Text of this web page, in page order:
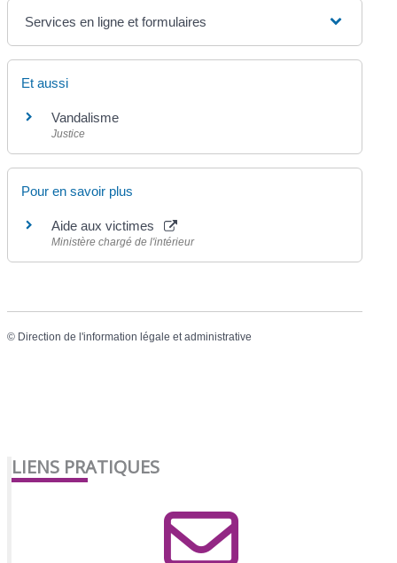
Services en ligne et formulaires
Et aussi
Vandalisme
Justice
Pour en savoir plus
Aide aux victimes
Ministère chargé de l'intérieur
© Direction de l'information légale et administrative
LIENS PRATIQUES